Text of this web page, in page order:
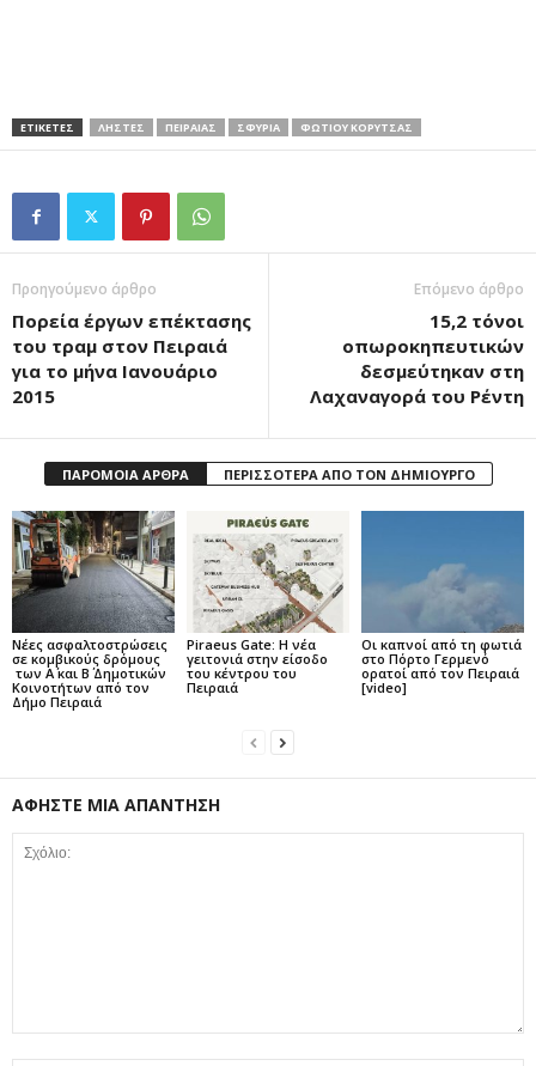
ΕΤΙΚΕΤΕΣ ΛΗΣΤΕΣ ΠΕΙΡΑΙΑΣ ΣΦΥΡΙΑ ΦΩΤΙΟΥ ΚΟΡΥΤΣΑΣ
Προηγούμενο άρθρο
Πορεία έργων επέκτασης
του τραμ στον Πειραιά
για το μήνα Ιανουάριο
2015
Επόμενο άρθρο
15,2 τόνοι
οπωροκηπευτικών
δεσμεύτηκαν στη
Λαχαναγορά του Ρέντη
ΠΑΡΟΜΟΙΑ ΑΡΘΡΑ ΠΕΡΙΣΣΟΤΕΡΑ ΑΠΟ ΤΟΝ ΔΗΜΙΟΥΡΓΟ
Νέες ασφαλτοστρώσεις
σε κομβικούς δρόμους
των Α΄ και Β΄ Δημοτικών
Κοινοτήτων από τον
Δήμο Πειραιά
Piraeus Gate: Η νέα
γειτονιά στην είσοδο
του κέντρου του
Πειραιά
Οι καπνοί από τη φωτιά
στο Πόρτο Γερμενό
ορατοί από τον Πειραιά
[video]
ΑΦΗΣΤΕ ΜΙΑ ΑΠΑΝΤΗΣΗ